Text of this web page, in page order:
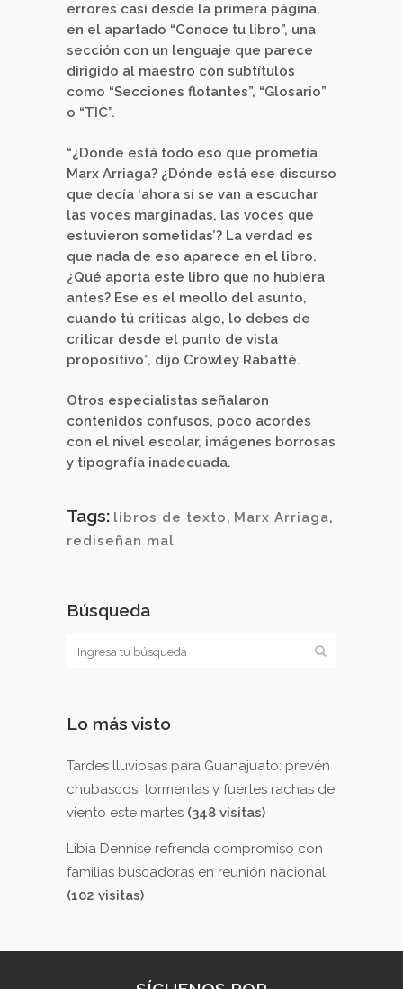
errores casi desde la primera página,
en el apartado “Conoce tu libro”, una
sección con un lenguaje que parece
dirigido al maestro con subtítulos
como “Secciones flotantes”, “Glosario”
o “TIC”.
“¿Dónde está todo eso que prometía
Marx Arriaga? ¿Dónde está ese discurso
que decía ‘ahora sí se van a escuchar
las voces marginadas, las voces que
estuvieron sometidas’? La verdad es
que nada de eso aparece en el libro.
¿Qué aporta este libro que no hubiera
antes? Ese es el meollo del asunto,
cuando tú criticas algo, lo debes de
criticar desde el punto de vista
propositivo”, dijo Crowley Rabatté.
Otros especialistas señalaron
contenidos confusos, poco acordes
con el nivel escolar, imágenes borrosas
y tipografía inadecuada.
Tags: libros de texto, Marx Arriaga,
rediseñan mal
Búsqueda
Lo más visto
Tardes lluviosas para Guanajuato: prevén
chubascos, tormentas y fuertes rachas de
viento este martes (348 visitas)
Libia Dennise refrenda compromiso con
familias buscadoras en reunión nacional
(102 visitas)